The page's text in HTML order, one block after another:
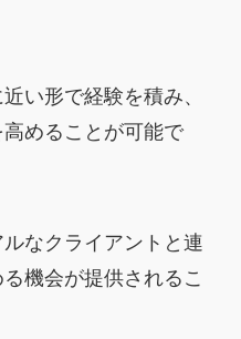
い形で経験を積み、
めることが可能で
なクライアントと連
機会が提供されるこ